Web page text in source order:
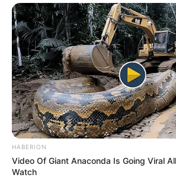
HABERION
Video Of Giant Anaconda Is Going Viral
Watch